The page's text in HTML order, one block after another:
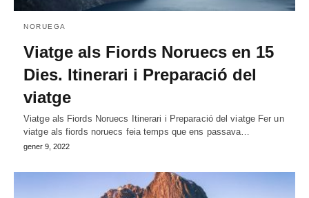
NORUEGA
Viatge als Fiords Noruecs en 15
Dies. Itinerari i Preparació del
viatge
Viatge als Fiords Noruecs Itinerari i Preparació del viatge Fer un
viatge als fiords noruecs feia temps que ens passava…
gener 9, 2022